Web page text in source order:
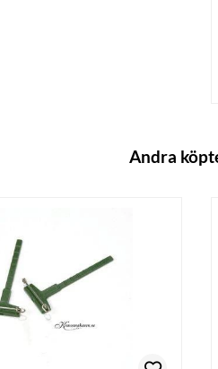
Andra